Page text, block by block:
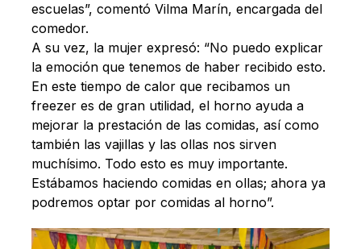
escuelas”, comentó Vilma Marín, encargada del
comedor.
A su vez, la mujer expresó: “No puedo explicar
la emoción que tenemos de haber recibido esto.
En este tiempo de calor que recibamos un
freezer es de gran utilidad, el horno ayuda a
mejorar la prestación de las comidas, así como
también las vajillas y las ollas nos sirven
muchísimo. Todo esto es muy importante.
Estábamos haciendo comidas en ollas; ahora ya
podremos optar por comidas al horno”.